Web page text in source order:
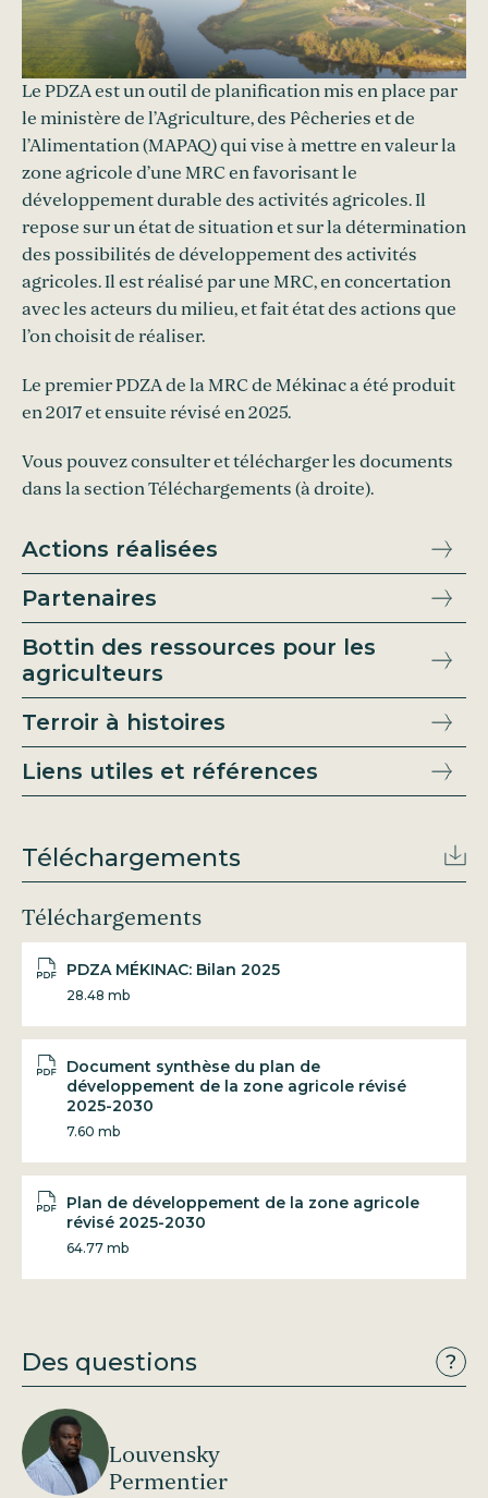
Le PDZA est un outil de planification mis en place par
le ministère de l’Agriculture, des Pêcheries et de
l’Alimentation (MAPAQ) qui vise à mettre en valeur la
zone agricole d’une MRC en favorisant le
développement durable des activités agricoles. Il
repose sur un état de situation et sur la détermination
des possibilités de développement des activités
agricoles. Il est réalisé par une MRC, en concertation
avec les acteurs du milieu, et fait état des actions que
l’on choisit de réaliser.
Le premier PDZA de la MRC de Mékinac a été produit
en 2017 et ensuite révisé en 2025.
Vous pouvez consulter et télécharger les documents
dans la section Téléchargements (à droite).
Actions réalisées
Partenaires
Bottin des ressources pour les
agriculteurs
Terroir à histoires
Liens utiles et références
Téléchargements
Téléchargements
PDZA MÉKINAC: Bilan 2025
28.48 mb
Document synthèse du plan de
développement de la zone agricole révisé
2025-2030
7.60 mb
Plan de développement de la zone agricole
révisé 2025-2030
64.77 mb
Des questions
Louvensky
Permentier